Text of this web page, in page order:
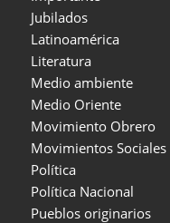
Jubilados
Latinoamérica
Literatura
Medio ambiente
Medio Oriente
Movimiento Obrero
Movimientos Sociales
Política
Política Nacional
Pueblos originarios